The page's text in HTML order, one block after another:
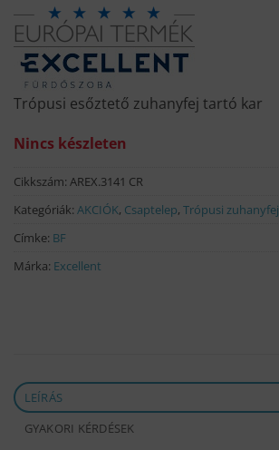
Trópusi esőztető zuhanyfej tartó kar
Nincs készleten
Cikkszám: AREX.3141 CR
Kategóriák: AKCIÓK, Csaptelep, Trópusi zuhanyfej
Címke: BF
Márka: Excellent
LEÍRÁS
GYAKORI KÉRDÉSEK